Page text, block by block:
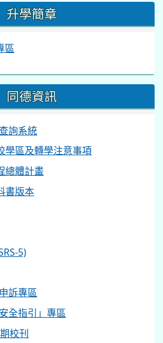
升學簡章
區
同德資訊
詢系統
學區及轉學注意事項
總體計畫
書版本
5)
訴專區
全指引」專區
校刊